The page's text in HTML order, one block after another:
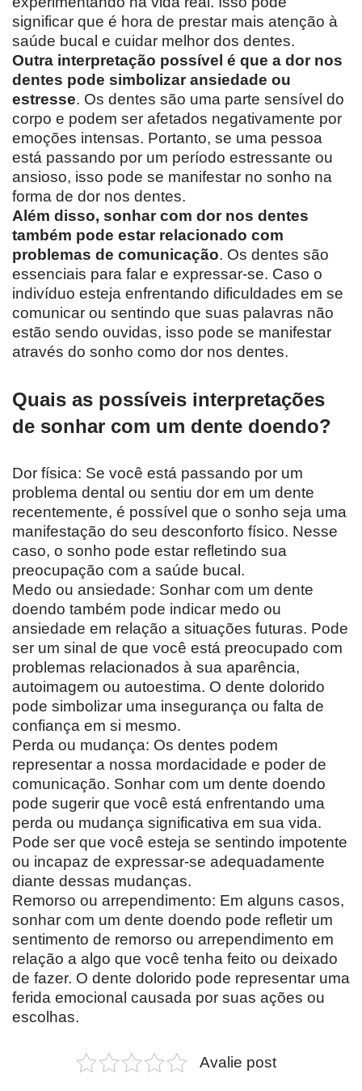
significar que é hora de prestar mais atenção à
saúde bucal e cuidar melhor dos dentes.
Outra interpretação possível é que a dor nos
dentes pode simbolizar ansiedade ou
estresse. Os dentes são uma parte sensível do
corpo e podem ser afetados negativamente por
emoções intensas. Portanto, se uma pessoa
está passando por um período estressante ou
ansioso, isso pode se manifestar no sonho na
forma de dor nos dentes.
Além disso, sonhar com dor nos dentes
também pode estar relacionado com
problemas de comunicação. Os dentes são
essenciais para falar e expressar-se. Caso o
indivíduo esteja enfrentando dificuldades em se
comunicar ou sentindo que suas palavras não
estão sendo ouvidas, isso pode se manifestar
através do sonho como dor nos dentes.
Quais as possíveis interpretações
de sonhar com um dente doendo?
Dor física: Se você está passando por um
problema dental ou sentiu dor em um dente
recentemente, é possível que o sonho seja uma
manifestação do seu desconforto físico. Nesse
caso, o sonho pode estar refletindo sua
preocupação com a saúde bucal.
Medo ou ansiedade: Sonhar com um dente
doendo também pode indicar medo ou
ansiedade em relação a situações futuras. Pode
ser um sinal de que você está preocupado com
problemas relacionados à sua aparência,
autoimagem ou autoestima. O dente dolorido
pode simbolizar uma insegurança ou falta de
confiança em si mesmo.
Perda ou mudança: Os dentes podem
representar a nossa mordacidade e poder de
comunicação. Sonhar com um dente doendo
pode sugerir que você está enfrentando uma
perda ou mudança significativa em sua vida.
Pode ser que você esteja se sentindo impotente
ou incapaz de expressar-se adequadamente
diante dessas mudanças.
Remorso ou arrependimento: Em alguns casos,
sonhar com um dente doendo pode refletir um
sentimento de remorso ou arrependimento em
relação a algo que você tenha feito ou deixado
de fazer. O dente dolorido pode representar uma
ferida emocional causada por suas ações ou
escolhas.
Avalie post